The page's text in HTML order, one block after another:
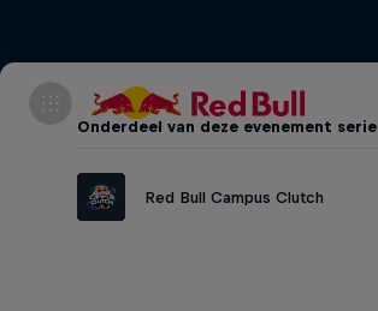
Onderdeel van deze evenement serie
Red Bull Campus Clutch